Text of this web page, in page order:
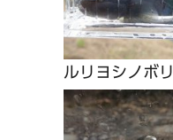
ルリヨシノボリ